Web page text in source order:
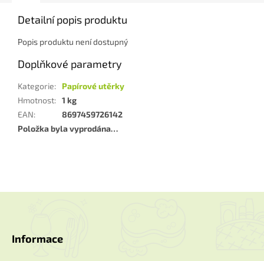
Detailní popis produktu
Popis produktu není dostupný
Doplňkové parametry
Kategorie:
Papírové utěrky
Hmotnost: 1 kg
EAN:
8697459726142
Položka byla vyprodána…
Informace